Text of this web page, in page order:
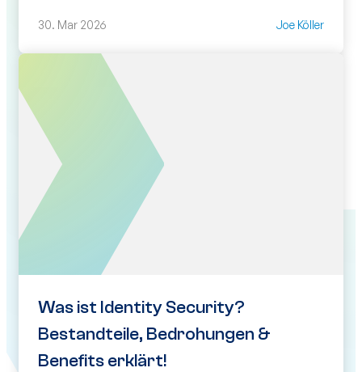
30. Mar 2026 Joe Köller
Was ist Identity Security?
Bestandteile, Bedrohungen &
Benefits erklärt!